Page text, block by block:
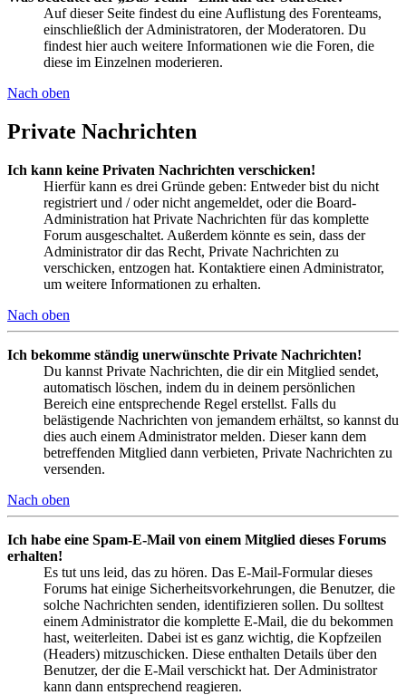
Auf dieser Seite findest du eine Auflistung des Forenteams,
einschließlich der Administratoren, der Moderatoren. Du
findest hier auch weitere Informationen wie die Foren, die
diese im Einzelnen moderieren.
Nach oben
Private Nachrichten
Ich kann keine Privaten Nachrichten verschicken!
Hierfür kann es drei Gründe geben: Entweder bist du nicht
registriert und / oder nicht angemeldet, oder die Board-
Administration hat Private Nachrichten für das komplette
Forum ausgeschaltet. Außerdem könnte es sein, dass der
Administrator dir das Recht, Private Nachrichten zu
verschicken, entzogen hat. Kontaktiere einen Administrator,
um weitere Informationen zu erhalten.
Nach oben
Ich bekomme ständig unerwünschte Private Nachrichten!
Du kannst Private Nachrichten, die dir ein Mitglied sendet,
automatisch löschen, indem du in deinem persönlichen
Bereich eine entsprechende Regel erstellst. Falls du
belästigende Nachrichten von jemandem erhältst, so kannst du
dies auch einem Administrator melden. Dieser kann dem
betreffenden Mitglied dann verbieten, Private Nachrichten zu
versenden.
Nach oben
Ich habe eine Spam-E-Mail von einem Mitglied dieses Forums
erhalten!
Es tut uns leid, das zu hören. Das E-Mail-Formular dieses
Forums hat einige Sicherheitsvorkehrungen, die Benutzer, die
solche Nachrichten senden, identifizieren sollen. Du solltest
einem Administrator die komplette E-Mail, die du bekommen
hast, weiterleiten. Dabei ist es ganz wichtig, die Kopfzeilen
(Headers) mitzuschicken. Diese enthalten Details über den
Benutzer, der die E-Mail verschickt hat. Der Administrator
kann dann entsprechend reagieren.